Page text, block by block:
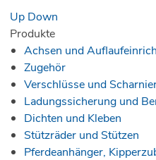
Up Down
Produkte
Achsen und
Zugehör
Verschlüsse und
Ladungssicherung und
Dichten und Kleben
Stützräder und Stützen
Pferdeanhänger,